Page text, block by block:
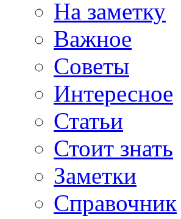
На заметку
Важное
Советы
Интересное
Статьи
Стоит знать
Заметки
Справочник